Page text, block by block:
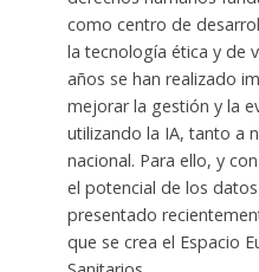
como centro de
la tecnología ética y de
años se han realizado
mejorar la gestión y la
utilizando la IA, tanto a
nacional. Para ello, y
el potencial de los
presentado
que se crea el Espacio